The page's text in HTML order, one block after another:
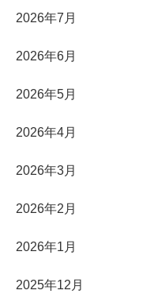
2026年7月
2026年6月
2026年5月
2026年4月
2026年3月
2026年2月
2026年1月
2025年12月